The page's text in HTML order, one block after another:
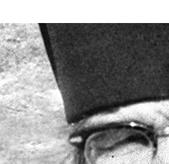
место в жизни
Мурышев